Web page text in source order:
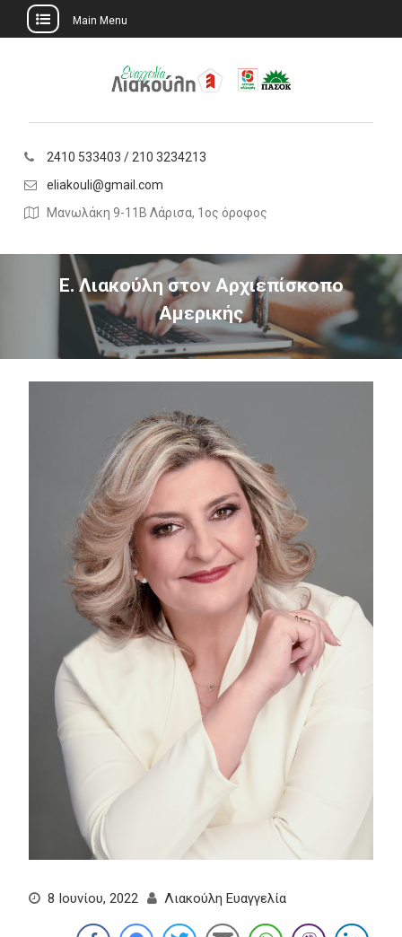
Main Menu
2410 533403 / 210 3234213
eliakouli@gmail.com
Μανωλάκη 9-11Β Λάρισα, 1ος όροφος
Ε. Λιακούλη στον Αρχιεπίσκοπο
Αμερικής
8 Ιουνίου, 2022 Λιακούλη Ευαγγελία